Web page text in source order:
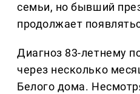
семьи, но бывший
продолжает
Диагноз 83-летнему
через несколько
Белого дома.